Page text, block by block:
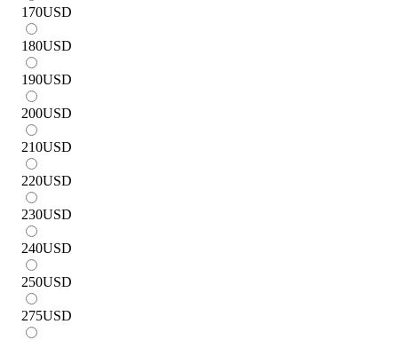
170USD
180USD
190USD
200USD
210USD
220USD
230USD
240USD
250USD
275USD